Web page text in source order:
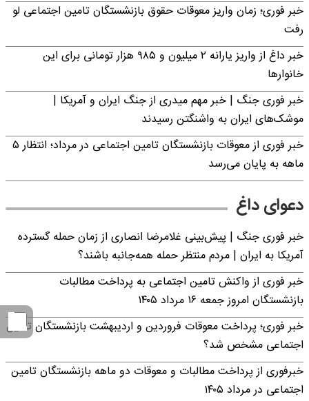
خبر فوری؛ زمان واریز معوقات حقوق بازنشستگان تامین اجتماعی لو
رفت
خبر داغ از واریز یارانه ۲ میلیون و ۹۸۵ هزار تومانی برای این
خانوارها
خبر فوری جنگ | خبر مهم میدری از جنگ ایران و آمریکا |
موشک‌های ایران به واشنگتن رسیدند
خبر فوری از معوقات بازنشستگان تامین اجتماعی در مرداد؛ انتظار ۵
ماهه به پایان می‌رسد
دعوای داغ
خبر فوری جنگ | پیش‌بینی غلامرضا انصاری از زمان حمله گسترده
آمریکا به ایران | مردم منتظر حمله همه‌جانبه باشند؟
خبر فوری از واکنش تامین اجتماعی به پرداخت مطالبات
بازنشستگان امروز جمعه ۱۶ مرداد ۱۴۰۵
خبر فوری؛ پرداخت معوقات فروردین و اردیبهشت بازنشستگان تامین
اجتماعی مشخص شد؟
خبرفوری از پرداخت مطالبات و معوقات دو ماهه بازنشستگان تامین
اجتماعی در مرداد ۱۴۰۵